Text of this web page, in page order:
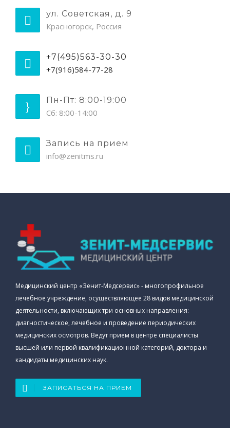
ул. Советская, д. 9
Красногорск, Россия
+7(495)563-30-30
+7(916)584-77-28
Пн-Пт: 8:00-19:00
Сб: 8:00-14:00
Запись на прием
info@zenitms.ru
Медицинский центр «Зенит-Медсервис» - многопрофильное
лечебное учреждение, осуществляющее 28 видов медицинской
деятельности, включающих три основных направления:
диагностическое, лечебное и проведение периодических
медицинских осмотров. Ведут прием в центре специалисты
высшей или первой квалификационной категорий, доктора и
кандидаты медицинских наук.
ЗАПИСАТЬСЯ НА ПРИЕМ